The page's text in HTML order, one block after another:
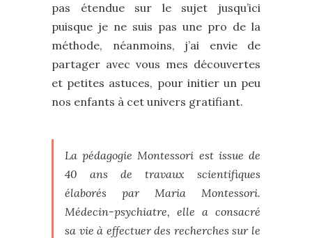
pas étendue sur le sujet jusqu’ici
puisque je ne suis pas une pro de la
méthode, néanmoins, j’ai envie de
partager avec vous mes découvertes
et petites astuces, pour initier un peu
nos enfants à cet univers gratifiant.
La pédagogie Montessori est issue de
40 ans de travaux scientifiques
élaborés par Maria Montessori.
Médecin-psychiatre, elle a consacré
sa vie à effectuer des recherches sur le